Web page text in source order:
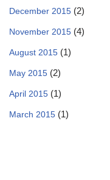
December 2015 (2)
November 2015 (4)
August 2015 (1)
May 2015 (2)
April 2015 (1)
March 2015 (1)